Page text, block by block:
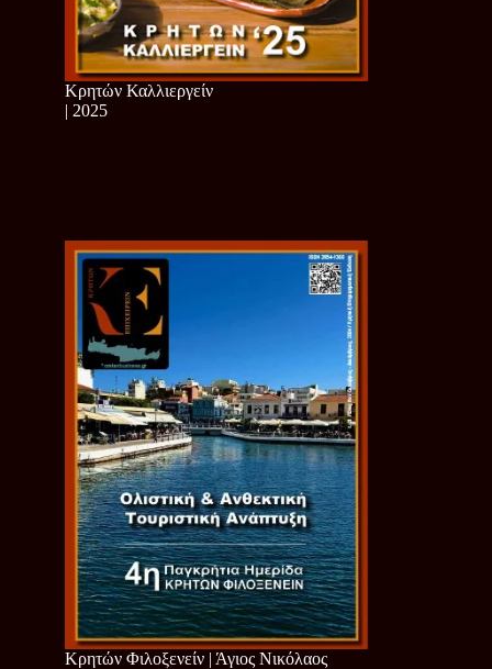
Κρητών Καλλιεργείν
| 2025
Κρητών Φιλοξενείν | Άγιος Νικόλαος